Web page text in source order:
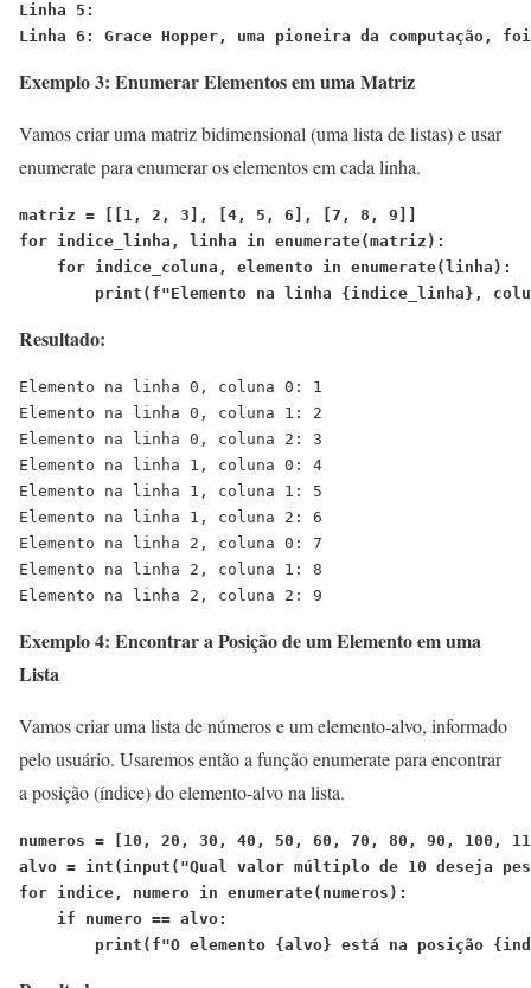
Linha 5:
Linha 6: Grace Hopper, uma pioneira da computação,
Exemplo 3: Enumerar Elementos em uma Matriz
Vamos criar uma matriz bidimensional (uma lista de listas) e usar
enumerate para enumerar os elementos em cada linha.
matriz = [[1, 2, 3], [4, 5, 6], [7, 8, 9]]
for indice_linha, linha in enumerate(matriz):
for indice_coluna, elemento in enumerate(linha):
print(f"Elemento na linha {indice_linha},
Resultado:
Elemento na linha 0, coluna 0: 1
Elemento na linha 0, coluna 1: 2
Elemento na linha 0, coluna 2: 3
Elemento na linha 1, coluna 0: 4
Elemento na linha 1, coluna 1: 5
Elemento na linha 1, coluna 2: 6
Elemento na linha 2, coluna 0: 7
Elemento na linha 2, coluna 1: 8
Elemento na linha 2, coluna 2: 9
Exemplo 4: Encontrar a Posição de um Elemento em uma
Lista
Vamos criar uma lista de números e um elemento-alvo, informado
pelo usuário. Usaremos então a função enumerate para encontrar
a posição (índice) do elemento-alvo na lista.
numeros = [10, 20, 30, 40, 50, 60, 70, 80, 90, 100,
alvo = int(input("Qual valor múltiplo de 10 deseja
for indice, numero in enumerate(numeros):
    if numero == alvo:
print(f"O elemento {alvo} está na posição